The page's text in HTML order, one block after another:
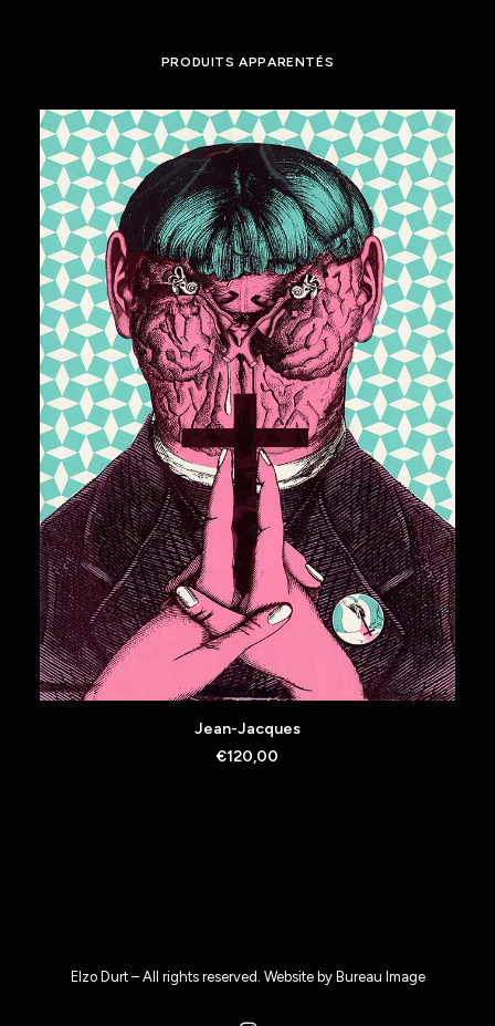
PRODUITS APPARENTÉS
AJOUTER AU PANIER
Jean-Jacques
€120,00
Elzo Durt – All rights reserved. Website by Bureau Image